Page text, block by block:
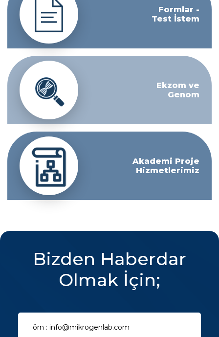
Formlar -
Test İstem
Ekzom ve
Genom
Akademi Proje
Hizmetlerimiz
Bizden Haberdar
Olmak İçin;